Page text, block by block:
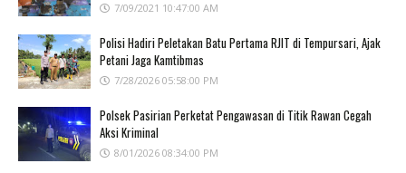
7/09/2021 10:47:00 AM
Polisi Hadiri Peletakan Batu Pertama RJIT di Tempursari, Ajak
Petani Jaga Kamtibmas
7/28/2026 05:58:00 PM
Polsek Pasirian Perketat Pengawasan di Titik Rawan Cegah
Aksi Kriminal
8/01/2026 08:34:00 PM